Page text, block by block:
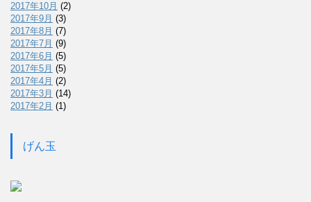
2017年10月 (2)
2017年9月 (3)
2017年8月 (7)
2017年7月 (9)
2017年6月 (5)
2017年5月 (5)
2017年4月 (2)
2017年3月 (14)
2017年2月 (1)
げん玉